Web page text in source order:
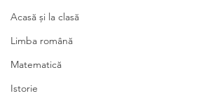
Acasă și la clasă
Limba română
Matematică
Istorie